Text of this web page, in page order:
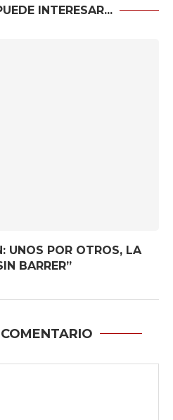
INTERESAR...
UNOS POR OTROS, LA
BARRER”